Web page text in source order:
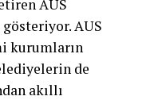
AUS
AUS
kurumların
de
akıllı